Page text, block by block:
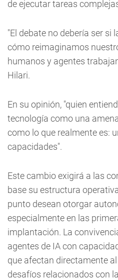
de ejecutar tareas
"El debate no debería ser si
cómo reimaginamos
humanos y agentes
Hilari.
En su opinión, "quien
tecnología como una
como lo que realmente es:
capacidades".
Este cambio exigirá a las
base su estructura
punto desean otorgar
especialmente en las
implantación. La
agentes de IA con
que afectan directamente
desafíos relacionados con